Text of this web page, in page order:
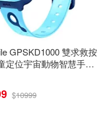
(15)
GPSKD1000 雙求救按
定位宇宙動物智慧手錶
藍
$10999